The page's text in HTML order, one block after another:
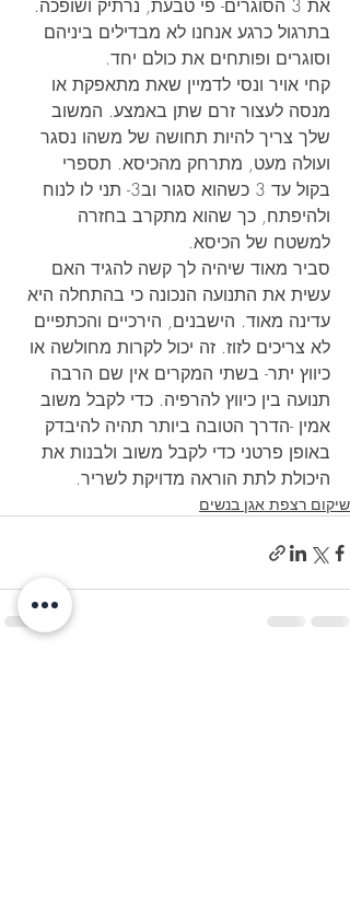
את 3 הסוגרים- פי טבעת, נרתיק ושופכה.
בתרגול כרגע אנחנו לא מבדילים ביניהם
וסוגרים ופותחים את כולם יחד.
קחי אויר ונסי לדמיין שאת מתאפקת או
מנסה לעצור זרם שתן באמצע. המשוב
שלך צריך להיות תחושה של משהו נסגר
ועולה מעט, מתרחק מהכיסא. תספרי
בקול עד 3 כשהוא סגור וב3- תני לו לנוח
ולהיפתח, כך שהוא מתקרב בחזרה
למשטח של הכיסא.
סביר מאוד שיהיה לך קשה להגיד האם
עשית את התנועה הנכונה כי בהתחלה היא
עדינה מאוד. הישבנים, הירכיים והכתפיים
לא צריכים לזוז. זה יכול לקרות מחולשה או
כיווץ יתר- בשתי המקרים אין שם הרבה
תנועה בין כיווץ להרפיה. כדי לקבל משוב
אמין -הדרך הטובה ביותר תהיה להיבדק
באופן פרטני כדי לקבל משוב ולבנות את
היכולת לתת הוראה מדויקת לשריר.
שיקום רצפת אגן בנשים